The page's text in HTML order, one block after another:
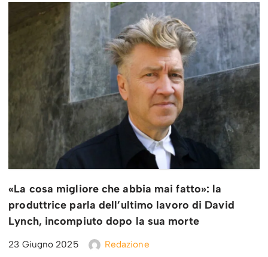
«La cosa migliore che abbia mai fatto»: la
produttrice parla dell’ultimo lavoro di David
Lynch, incompiuto dopo la sua morte
23 Giugno 2025 Redazione